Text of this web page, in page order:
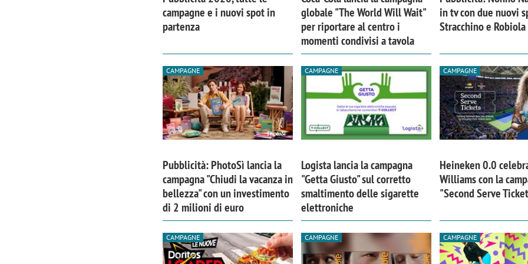
campagne e i nuovi spot in
partenza
globale "The World Will Wait"
per riportare al centro i
momenti condivisi a tavola
in tv con due nuovi
Stracchino e Robiola
CAMPAGNE
Pubblicità: PhotoSì lancia la
campagna "Chiudi la vacanza in
bellezza" con un investimento
di 2 milioni di euro
CAMPAGNE
Logista lancia la campagna
"Getta Giusto" sul corretto
smaltimento delle sigarette
elettroniche
CAMPAGNE
Heineken 0.0
Williams con la
"Second Serve
CAMPAGNE CAMPAGNE CAMPAGNE